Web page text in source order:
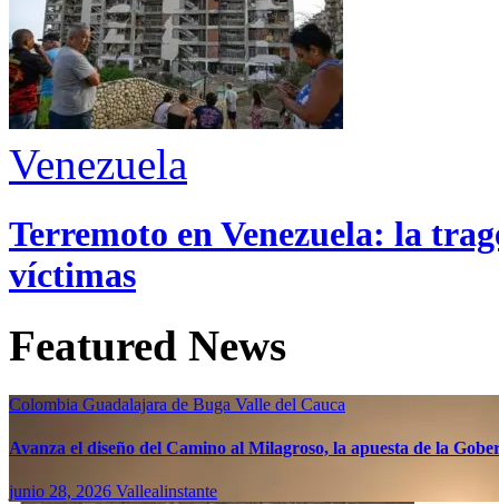
Venezuela
Terremoto en Venezuela: la
víctimas
Featured News
Colombia Guadalajara de Buga Valle del Cauca
Avanza el diseño del Camino al Milagroso, la apuesta de la
junio 28, 2026 Vallealinstante